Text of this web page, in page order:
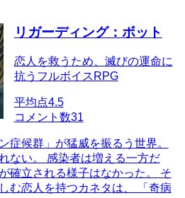
リガーディング：ボット
恋人を救うため、滅びの運命に
抗うフルボイスRPG
平均点4.5
コメント数31
症候群」が猛威を振るう世界。
ない。 感染者は増える一方だ
確立される様子はなかった。 そ
む恋人を持つカネタは、 「奇病